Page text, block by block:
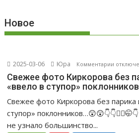
Новое
2025-03-06 Юра Комментарии к
записи
Свежее
без
Свежее фото Киркорова без
«ввело в ступор»
Свежее фото Киркорова без парика
ступор»
не узнало большинство...